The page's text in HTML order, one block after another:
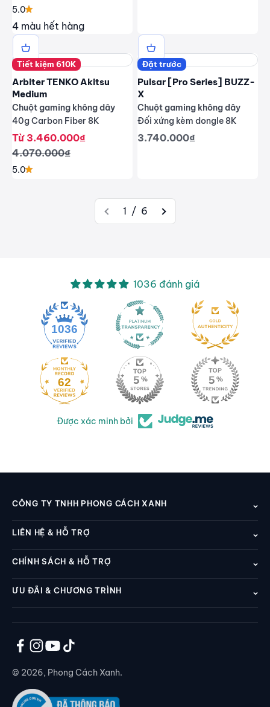
5.0
4 màu hết hàng
Tiết kiệm 610K
Arbiter TENKO Akitsu
Medium
Chuột gaming không dây
40g Carbon Fiber 8K
Giá giảm
Từ 3.460.000₫
Giá thông thường
4.070.000₫
5.0
Đặt trước
Pulsar [Pro Series] BUZZ-
X
Chuột gaming không dây
Đối xứng kèm dongle 8K
Giá giảm
3.740.000₫
1 / 6
1036 đánh giá
1036
62
Được xác minh bởi
CÔNG TY TNHH PHONG CÁCH XANH
LIÊN HỆ & HỖ TRỢ
CHÍNH SÁCH & HỖ TRỢ
ƯU ĐÃI & CHƯƠNG TRÌNH
© 2026, Phong Cách Xanh.